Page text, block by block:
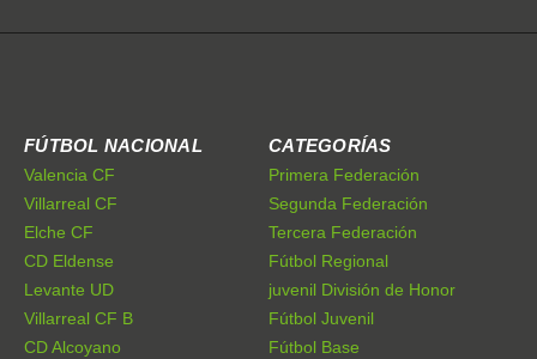
FÚTBOL NACIONAL
Valencia CF
Villarreal CF
Elche CF
CD Eldense
Levante UD
Villarreal CF B
CD Alcoyano
CATEGORÍAS
Primera Federación
Segunda Federación
Tercera Federación
Fútbol Regional
juvenil División de Honor
Fútbol Juvenil
Fútbol Base